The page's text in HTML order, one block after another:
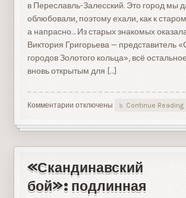
в Переславль-Залесский. Это город мы
облюбовали, поэтому ехали, как к
а напрасно… Из старых знакомых
Виктория Григорьева — представитель
городов Золотого кольца», всё
вновь открытым для […]
Комментарии к
Железные
паровозов
«Кукушка»
отключены Continue Reading
«Скандинавский
бой»: подлинная